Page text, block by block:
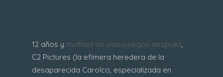
12 años y multitud de videojuegos después
C2 Pictures (la efímera heredera de la
desaparecida Carolco, especializada en